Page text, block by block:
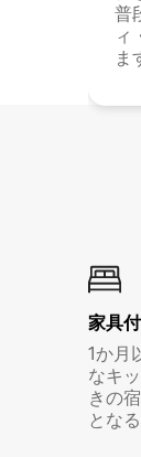
普
ィ
ま
家具
1か月
なキ
きの
とな